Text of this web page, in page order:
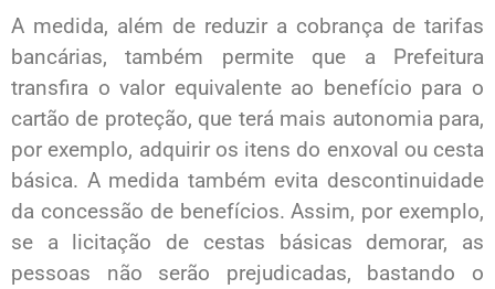
A medida, além de reduzir a cobrança de tarifas
bancárias, também permite que a Prefeitura
transfira o valor equivalente ao benefício para o
cartão de proteção, que terá mais autonomia para,
por exemplo, adquirir os itens do enxoval ou cesta
básica. A medida também evita descontinuidade
da concessão de benefícios. Assim, por exemplo,
se a licitação de cestas básicas demorar, as
pessoas não serão prejudicadas, bastando o